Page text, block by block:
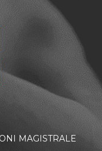
MAGISTRALE